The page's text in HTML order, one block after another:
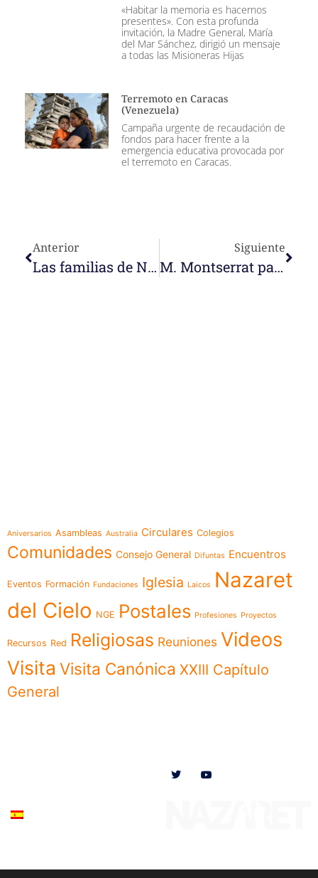
«Habitar la memoria es hacernos
presentes». Con esta profunda
invitación, la Madre General, María
del Mar Sánchez, dirigió un mensaje
a todas las Misioneras Hijas
Terremoto en Caracas
(Venezuela)
Campaña urgente de recaudación de
fondos para hacer frente a la
emergencia educativa provocada por
el terremoto en Caracas.
Anterior
Las familias de Nazaret Calderón felicitan la Pascua
Siguiente
M. Montserrat participa en Learning Leaders Summit
Aniversarios Asambleas Australia Circulares Colegios
Comunidades Consejo General Difuntas Encuentros
Eventos Formación Fundaciones Iglesia Laicos
Nazaret
del Cielo NGE Postales Profesiones Proyectos
Recursos Red Religiosas Reuniones Videos
Visita Visita Canónica XXIII Capítulo
General